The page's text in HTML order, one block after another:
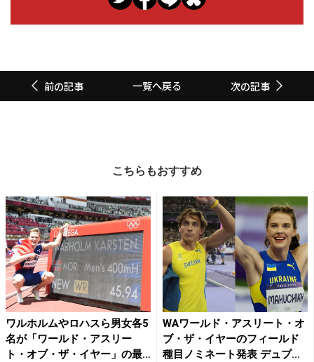
前の記事 一覧へ戻る 次の記事
こちらもおすすめ
ワルホルムやロハスら男女各5
名が「ワールド・アスリー
ト・オブ・ザ・イヤー」の最
WAワールド・アスリート・オ
ブ・ザ・イヤーのフィールド
種目ノミネート発表 デュプ...